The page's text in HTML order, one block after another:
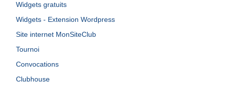
Widgets gratuits
Widgets - Extension Wordpress
Site internet MonSiteClub
Tournoi
Convocations
Clubhouse